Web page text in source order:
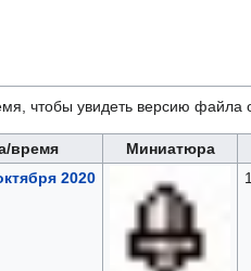
чтобы увидеть версию файла
время Миниатюра
2020